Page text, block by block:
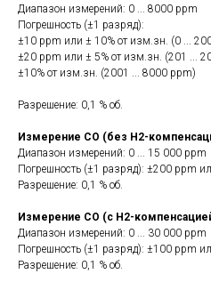
Диапазон измерений: 0 ... 8000 ppm
Погрешность (±1 разряд):
±10 ppm или ± 10% от изм.зн. (0 ...
±20 ppm или ± 5% от изм.зн. (201 ...
±10% от изм.зн. (2001 ... 8000 ppm)
Разрешение: 0,1 % об.
Измерение CO (без H2-
Диапазон измерений: 0 ... 15 000 ppm
Погрешность (±1 разряд): ±200 ppm
Разрешение: 0,1 % об.
Измерение CO (с H2-
Диапазон измерений: 0 ... 30 000 ppm
Погрешность (±1 разряд): ±100 ppm
Разрешение: 0,1 % об.